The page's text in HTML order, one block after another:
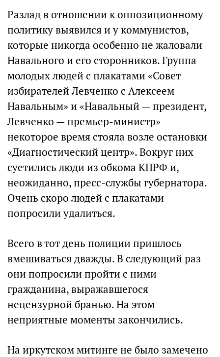
Разлад в отношении к оппозиционному
политику выявился и у коммунистов,
которые никогда особенно не жаловали
Навального и его сторонников. Группа
молодых людей с плакатами «Совет
избирателей Левченко с Алексеем
Навальным» и «Навальный — президент,
Левченко — премьер-министр»
некоторое время стояла возле остановки
«Диагностический центр». Вокруг них
суетились люди из обкома КПРФ и,
неожиданно, пресс-службы губернатора.
Очень скоро людей с плакатами
попросили удалиться.
Всего в тот день полиции пришлось
вмешиваться дважды. В следующий раз
они попросили пройти с ними
гражданина, выражавшегося
нецензурной бранью. На этом
неприятные моменты закончились.
На иркутском митинге не было замечено